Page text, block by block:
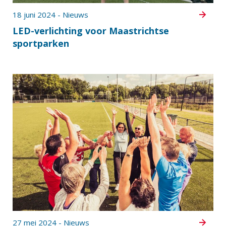
LED-verlichting voor Maastrichtse
sportparken
18 juni 2024 - Nieuws
27 mei 2024 - Nieuws